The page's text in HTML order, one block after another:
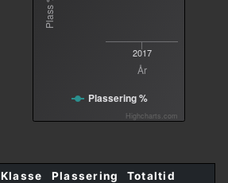
År
2017
Plassering %
Highcharts.com
Klasse Plassering
Totaltid